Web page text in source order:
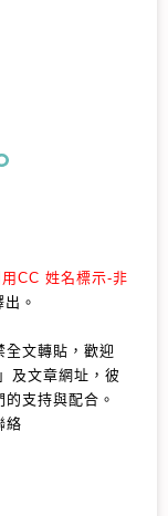
CC 姓名標示-非
。
全文轉貼，歡迎
及文章網址，彼
支持與配合。
絡